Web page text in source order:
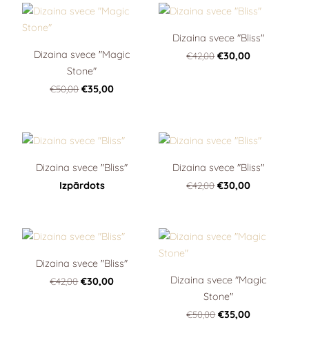
Dizaina svece "Magic
Stone"
€50,00 €35,00
Dizaina svece "Bliss"
€42,00 €30,00
Dizaina svece "Bliss"
Izpārdots
Dizaina svece "Bliss"
€42,00 €30,00
Dizaina svece "Bliss"
€42,00 €30,00
Dizaina svece "Magic
Stone"
€50,00 €35,00